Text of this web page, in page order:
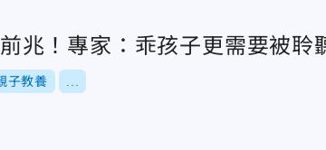
兆！專家：乖孩子更需要被聆
子教養